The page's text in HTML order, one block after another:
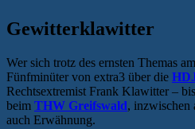
Gewitterklawitter
Wer sich trotz des ernsten Themas
Fünfminüter von extra3 über die
Rechtsextremist Frank Klawitter –
beim THW Greifswald, inzwischen
auch Erwähnung.